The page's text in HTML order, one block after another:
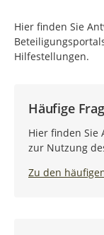
Hier finden Sie
Hilfestellungen.
Häufige
Hier finden Sie
zur Nutzung
Zu den